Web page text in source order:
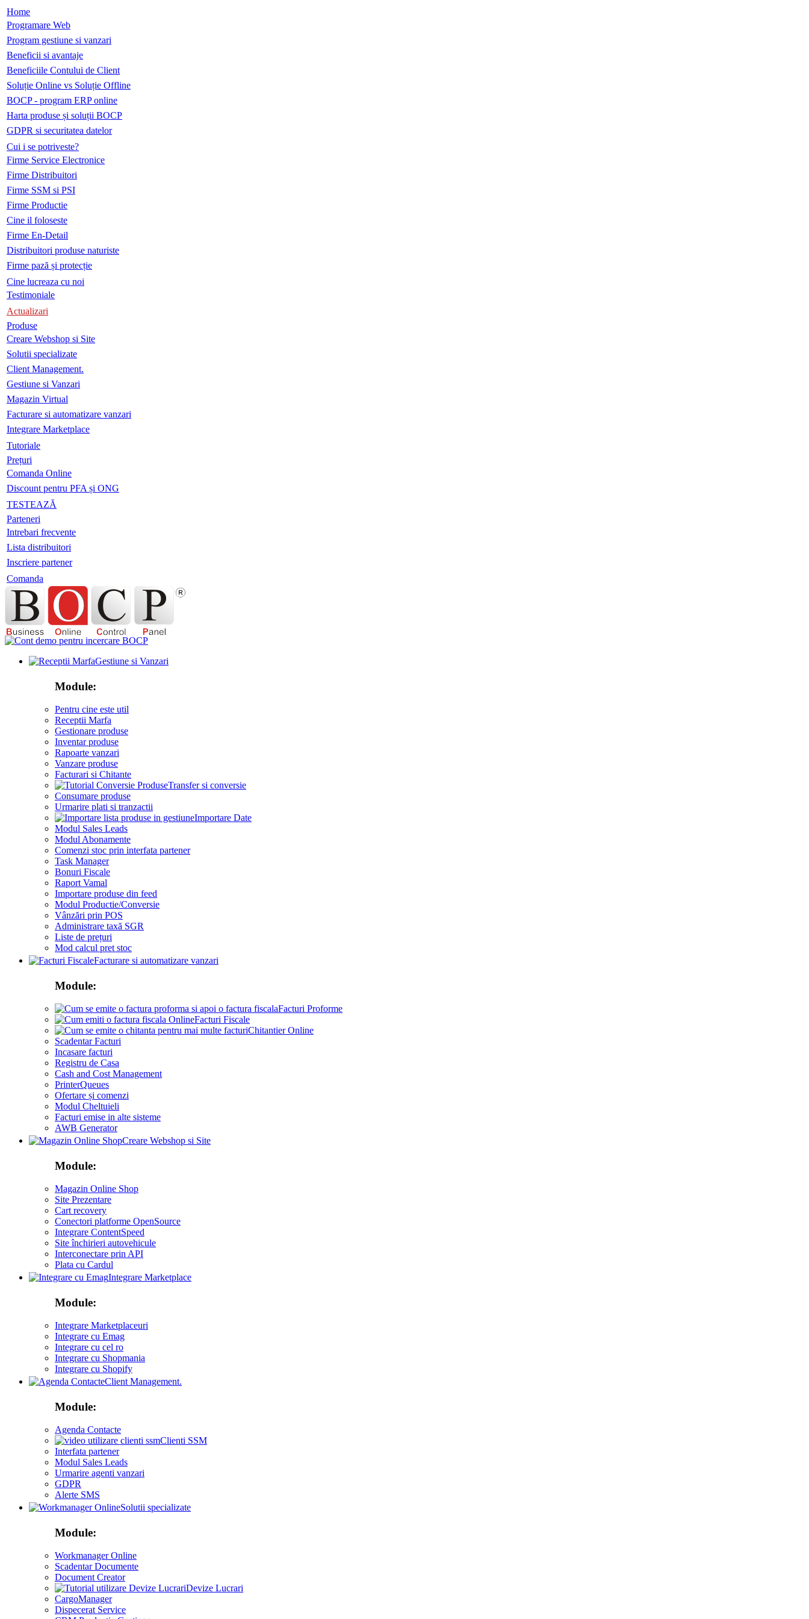
Home
Programare Web
Program gestiune si vanzari
Beneficii si avantaje
Beneficiile Contului de Client
Soluție Online vs Soluție Offline
BOCP - program ERP online
Harta produse și soluții BOCP
GDPR si securitatea datelor
Cui i se potriveste?
Firme Service Electronice
Firme Distribuitori
Firme SSM si PSI
Firme Productie
Cine il foloseste
Firme En-Detail
Distribuitori produse naturiste
Firme pază și protecție
Cine lucreaza cu noi
Testimoniale
Actualizari
Produse
Creare Webshop si Site
Solutii specializate
Client Management.
Gestiune si Vanzari
Magazin Virtual
Facturare si automatizare vanzari
Integrare Marketplace
Tutoriale
Prețuri
Comanda Online
Discount pentru PFA și ONG
TESTEAZĂ
Parteneri
Intrebari frecvente
Lista distribuitori
Inscriere partener
Comanda
Gestiune si Vanzari
Module:
Pentru cine este util
Receptii Marfa
Gestionare produse
Inventar produse
Rapoarte vanzari
Vanzare produse
Facturari si Chitante
Transfer si conversie
Consumare produse
Urmarire plati si tranzactii
Importare Date
Modul Sales Leads
Modul Abonamente
Comenzi stoc prin interfata partener
Task Manager
Bonuri Fiscale
Raport Vamal
Importare produse din feed
Modul Productie/Conversie
Vânzări prin POS
Administrare taxă SGR
Liste de prețuri
Mod calcul pret stoc
Facturare si automatizare vanzari
Module:
Facturi Proforme
Facturi Fiscale
Chitantier Online
Scadentar Facturi
Incasare facturi
Registru de Casa
Cash and Cost Management
PrinterQueues
Ofertare și comenzi
Modul Cheltuieli
Facturi emise in alte sisteme
AWB Generator
Creare Webshop si Site
Module:
Magazin Online Shop
Site Prezentare
Cart recovery
Conectori platforme OpenSource
Integrare ContentSpeed
Site închirieri autovehicule
Interconectare prin API
Plata cu Cardul
Integrare Marketplace
Module:
Integrare Marketplaceuri
Integrare cu Emag
Integrare cu cel ro
Integrare cu Shopmania
Integrare cu Shopify
Client Management.
Module:
Agenda Contacte
Clienti SSM
Interfata partener
Modul Sales Leads
Urmarire agenti vanzari
GDPR
Alerte SMS
Solutii specializate
Module:
Workmanager Online
Scadentar Documente
Document Creator
Devize Lucrari
CargoManager
Dispecerat Service